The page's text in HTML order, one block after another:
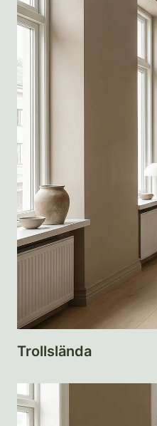
Trollslända